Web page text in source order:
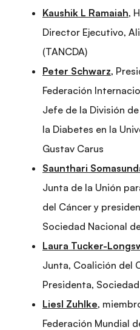
Kaushik L Ramaiah,
Director Ejecutivo,
(TANCDA)
Peter Schwarz,
Federación
Jefe de la División
la Diabetes en la
Gustav Carus
Saunthari
Junta de la Unión
del Cáncer y
Sociedad Nacional
Laura Tucker-
Junta, Coalición del
Presidenta,
Liesl Zuhlke,
Federación Mundial